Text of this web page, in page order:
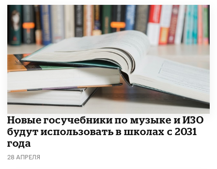
Новые госучебники по музыке и ИЗО
будут использовать в школах с 2031
года
28 АПРЕЛЯ